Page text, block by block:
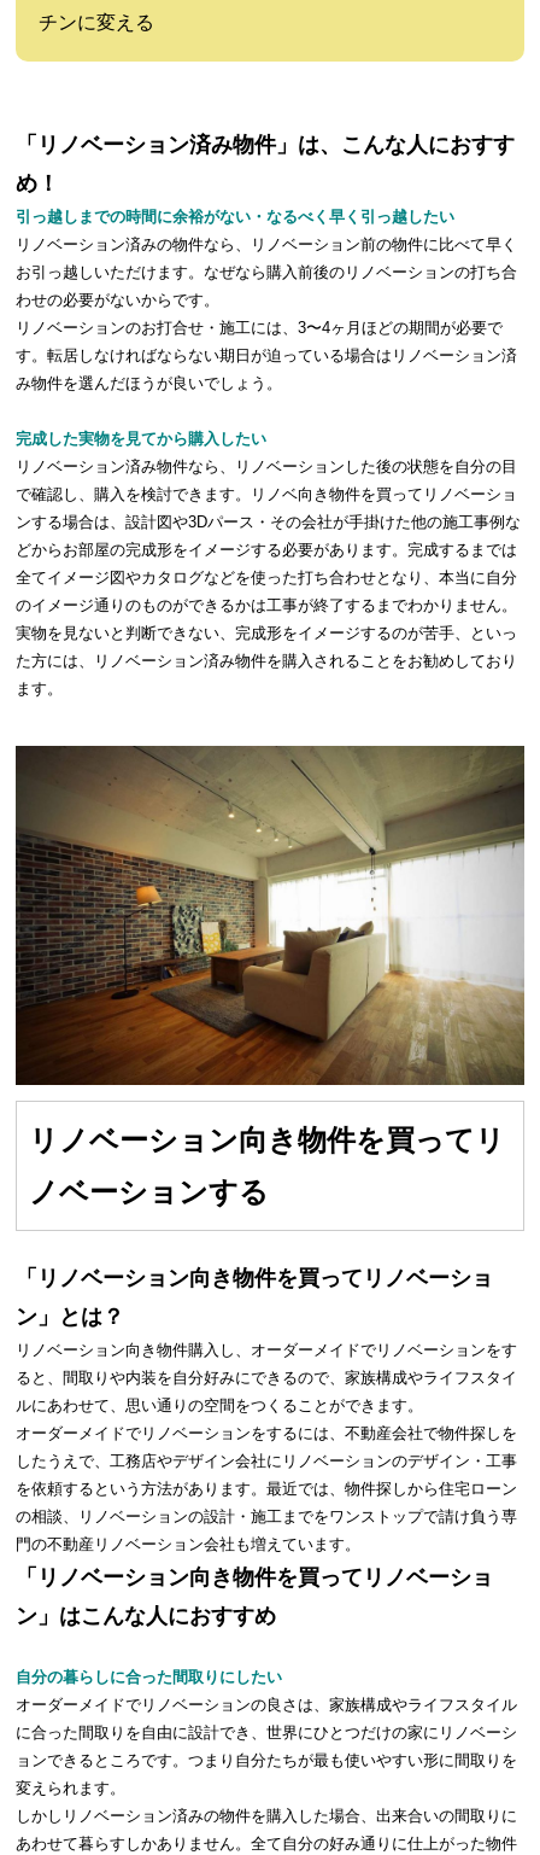
チンに変える
「リノベーション済み物件」は、こんな人におすす
め！
引っ越しまでの時間に余裕がない・なるべく早く引っ越したい
リノベーション済みの物件なら、リノベーション前の物件に比べて早く
お引っ越しいただけます。なぜなら購入前後のリノベーションの打ち合
わせの必要がないからです。
リノベーションのお打合せ・施工には、3〜4ヶ月ほどの期間が必要で
す。転居しなければならない期日が迫っている場合はリノベーション済
み物件を選んだほうが良いでしょう。
完成した実物を見てから購入したい
リノベーション済み物件なら、リノベーションした後の状態を自分の目
で確認し、購入を検討できます。リノベ向き物件を買ってリノベーショ
ンする場合は、設計図や3Dパース・その会社が手掛けた他の施工事例な
どからお部屋の完成形をイメージする必要があります。完成するまでは
全てイメージ図やカタログなどを使った打ち合わせとなり、本当に自分
のイメージ通りのものができるかは工事が終了するまでわかりません。
実物を見ないと判断できない、完成形をイメージするのが苦手、といっ
た方には、リノベーション済み物件を購入されることをお勧めしており
ます。
リノベーション向き物件を買ってリ
ノベーションする
「リノベーション向き物件を買ってリノベーショ
ン」とは？
リノベーション向き物件購入し、オーダーメイドでリノベーションをす
ると、間取りや内装を自分好みにできるので、家族構成やライフスタイ
ルにあわせて、思い通りの空間をつくることができます。
オーダーメイドでリノベーションをするには、不動産会社で物件探しを
したうえで、工務店やデザイン会社にリノベーションのデザイン・工事
を依頼するという方法があります。最近では、物件探しから住宅ローン
の相談、リノベーションの設計・施工までをワンストップで請け負う専
門の不動産リノベーション会社も増えています。
「リノベーション向き物件を買ってリノベーショ
ン」はこんな人におすすめ
自分の暮らしに合った間取りにしたい
オーダーメイドでリノベーションの良さは、家族構成やライフスタイル
に合った間取りを自由に設計でき、世界にひとつだけの家にリノベーシ
ョンできるところです。つまり自分たちが最も使いやすい形に間取りを
変えられます。
しかしリノベーション済みの物件を購入した場合、出来合いの間取りに
あわせて暮らすしかありません。全て自分の好み通りに仕上がった物件